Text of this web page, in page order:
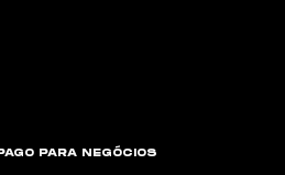
PARA NEGÓCIOS